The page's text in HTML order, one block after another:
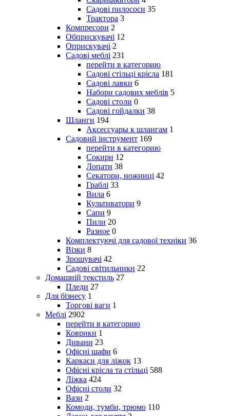
Садові пилососи 35
Трактора 3
Компресори 2
Обприскувачі 12
Оприскувачі 2
Садові меблі 231
перейти в категорию
Садові стільці крісла 181
Садові лавки 6
Набори садових меблів 5
Садові столи 0
Садові гойдалки 38
Шланги 194
Аксессуары к шлангам 1
Садовий інструмент 169
перейти в категорию
Сокири 12
Лопати 38
Секатори, ножниці 42
Граблі 33
Вила 6
Культиватори 9
Сапи 9
Пили 20
Разное 0
Комплектуючі для садової техніки 36
Візки 8
Зрошувачі 42
Садові світильники 22
Домашній текстиль 27
Пледи 27
Для бізнесу 1
Торгові ваги 1
Меблі 2902
перейти в категорию
Коврики 1
Дивани 23
Офісні шафи 6
Каркаси для ліжок 13
Офісні крісла та стільці 588
Ліжка 424
Офісні столи 32
Вази 2
Комоди, тумби, трюмо 110